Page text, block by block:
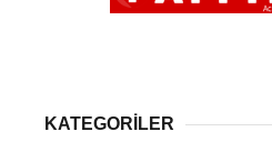
KATEGORİLER